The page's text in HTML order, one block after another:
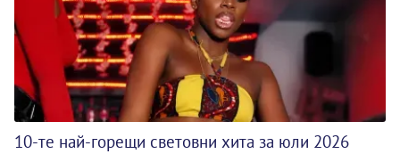
10-те най-горещи световни хита за юли 2026